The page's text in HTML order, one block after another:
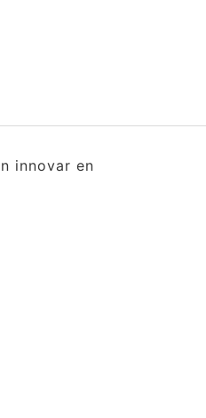
innovar en